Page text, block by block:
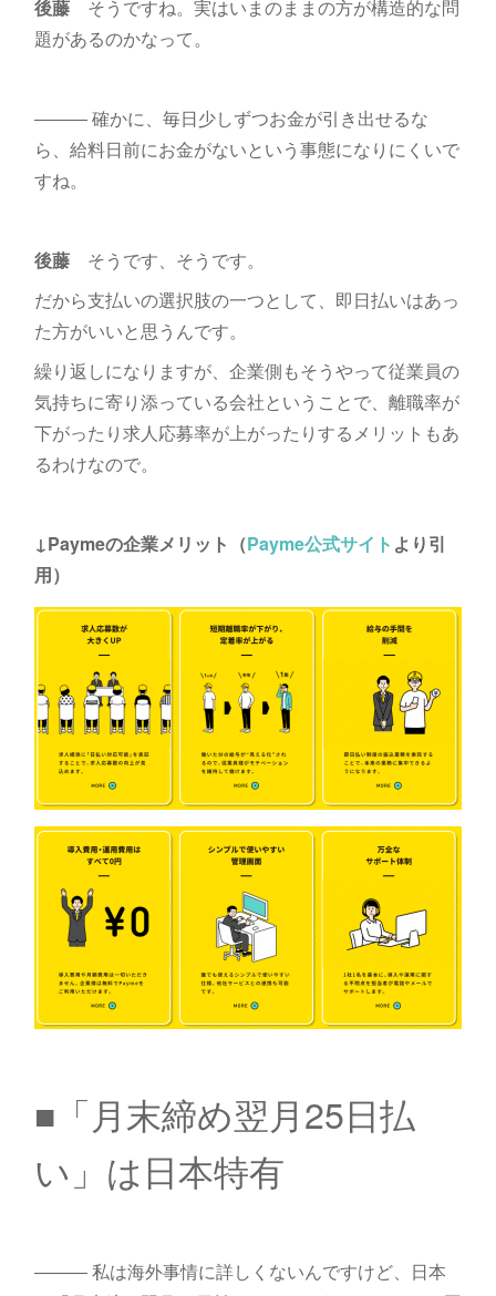
後藤そうですね。実はいまのままの方が構造的な問
題があるのかなって。
――― 確かに、毎日少しずつお金が引き出せるな
ら、給料日前にお金がないという事態になりにくいで
すね。
後藤そうです、そうです。
だから支払いの選択肢の一つとして、即日払いはあっ
た方がいいと思うんです。
繰り返しになりますが、企業側もそうやって従業員の
気持ちに寄り添っている会社ということで、離職率が
下がったり求人応募率が上がったりするメリットもあ
るわけなので。
↓Paymeの企業メリット（Payme公式サイト より引
用）
■「月末締め翌月25日払
い」は日本特有
――― 私は海外事情に詳しくないんですけど、日本